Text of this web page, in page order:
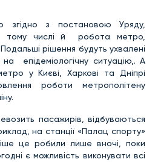
згідно з постановою Уряду,
тому числі й робота метро,
рішення будуть ухвалені
на епідеміологічну ситуацію,. А
у Києві, Харкові та Дніпрі
роботи метрополітену
пасажирів, відбуваються
на станції «Палац спорту»
це робили лише вночі, поки
є можливість виконувати всі